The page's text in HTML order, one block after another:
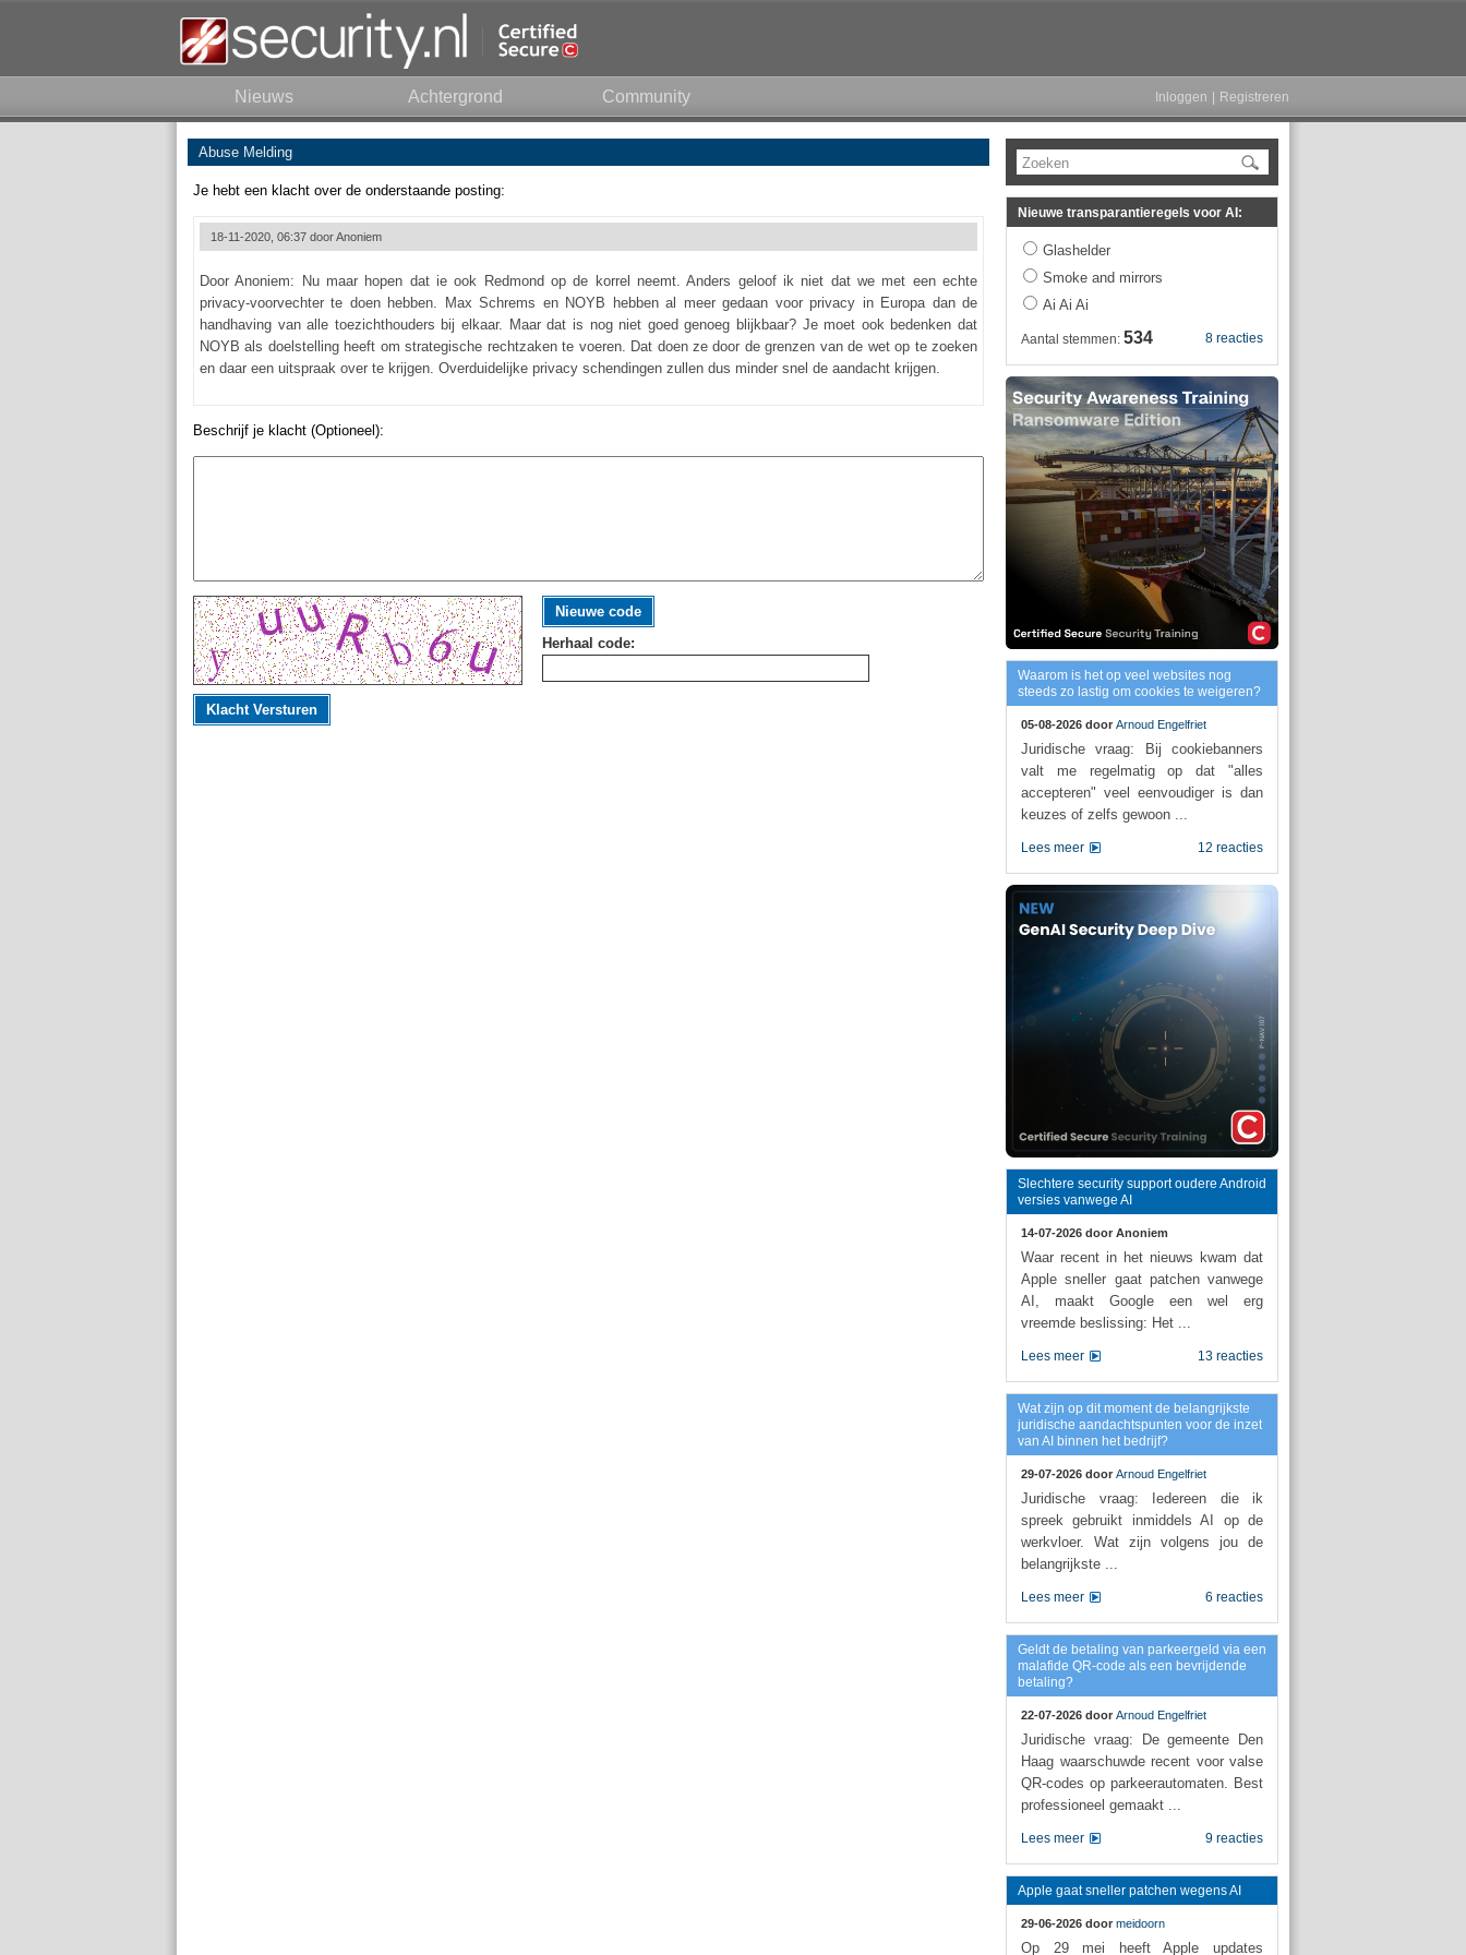
Nieuws Achtergrond Community Inloggen Registreren
Abuse Melding
Je hebt een klacht over de onderstaande posting:
18-11-2020, 06:37 doorAnoniem
Door Anoniem: Nu maar hopen dat ie ook Redmond op de korrel neemt. Anders geloof ik niet dat we met een echte
privacy-voorvechter te doen hebben. Max Schrems en NOYB hebben al meer gedaan voor privacy in Europa dan de
handhaving van alle toezichthouders bij elkaar. Maar dat is nog niet goed genoeg blijkbaar? Je moet ook bedenken dat
NOYB als doelstelling heeft om strategische rechtzaken te voeren. Dat doen ze door de grenzen van de wet op te zoeken
en daar een uitspraak over te krijgen. Overduidelijke privacy schendingen zullen dus minder snel de aandacht krijgen.
Beschrijf je klacht (Optioneel):
Nieuwe code
Herhaal code:
Klacht Versturen
Zoeken
Nieuwe transparantieregels voor AI:
Glashelder
Smoke and mirrors
Ai Ai Ai
8 reacties
Aantal stemmen: 534
Waarom is het op veel websites nog
steeds zo lastig om cookies te weigeren?
05-08-2026 door Arnoud Engelfriet
Juridische vraag: Bij cookiebanners
valt me regelmatig op dat "alles
accepteren" veel eenvoudiger is dan
keuzes of zelfs gewoon ...
12 reacties
Lees meer
Slechtere security support oudere Android
versies vanwege AI
14-07-2026 door Anoniem
Waar recent in het nieuws kwam dat
Apple sneller gaat patchen vanwege
AI, maakt Google een wel erg
vreemde beslissing: Het ...
13 reacties
Lees meer
Wat zijn op dit moment de belangrijkste
juridische aandachtspunten voor de inzet
van AI binnen het bedrijf?
29-07-2026 door Arnoud Engelfriet
Juridische vraag: Iedereen die ik
spreek gebruikt inmiddels AI op de
werkvloer. Wat zijn volgens jou de
belangrijkste ...
6 reacties
Lees meer
Geldt de betaling van parkeergeld via een
malafide QR-code als een bevrijdende
betaling?
22-07-2026 door Arnoud Engelfriet
Juridische vraag: De gemeente Den
Haag waarschuwde recent voor valse
QR-codes op parkeerautomaten. Best
professioneel gemaakt ...
9 reacties
Lees meer
Apple gaat sneller patchen wegens AI
29-06-2026 door meidoorn
Op 29 mei heeft Apple updates